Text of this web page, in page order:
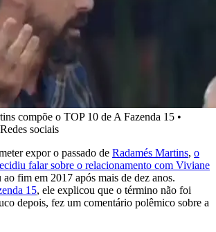
compõe o TOP 10 de A Fazenda 15 •
sociais
expor o passado de Radamés Martins, o
falar sobre o relacionamento com Viviane
ao fim em 2017 após mais de dez anos.
15, ele explicou que o término não foi
depois, fez um comentário polêmico sobre a